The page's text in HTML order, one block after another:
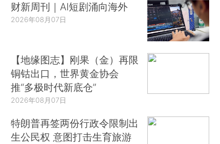
财新周刊｜AI短剧涌向海外
2026年08月07日
【地缘图志】刚果（金）再限
铜钴出口，世界黄金协会
推“多极时代新底仓”
2026年08月07日
特朗普再签两份行政令限制出
生公民权 意图打击生育旅游